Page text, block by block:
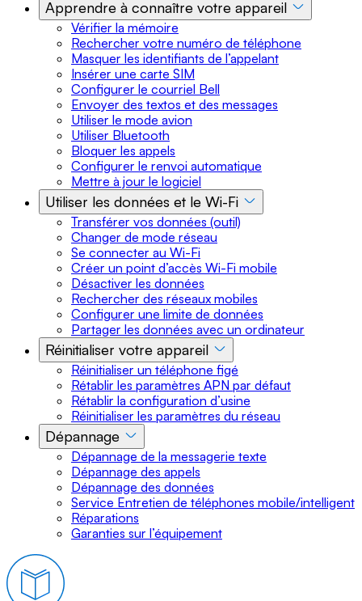
Apprendre à connaître votre appareil
Vérifier la mémoire
Rechercher votre numéro de téléphone
Masquer les identifiants de l’appelant
Insérer une carte SIM
Configurer le courriel Bell
Envoyer des textos et des messages
Utiliser le mode avion
Utiliser Bluetooth
Bloquer les appels
Configurer le renvoi automatique
Mettre à jour le logiciel
Utiliser les données et le Wi-Fi
Transférer vos données (outil)
Changer de mode réseau
Se connecter au Wi-Fi
Créer un point d’accès Wi-Fi mobile
Désactiver les données
Rechercher des réseaux mobiles
Configurer une limite de données
Partager les données avec un ordinateur
Réinitialiser votre appareil
Réinitialiser un téléphone figé
Rétablir les paramètres APN par défaut
Rétablir la configuration d’usine
Réinitialiser les paramètres du réseau
Dépannage
Dépannage de la messagerie texte
Dépannage des appels
Dépannage des données
Service Entretien de téléphones mobile/intelligent
Réparations
Garanties sur l’équipement